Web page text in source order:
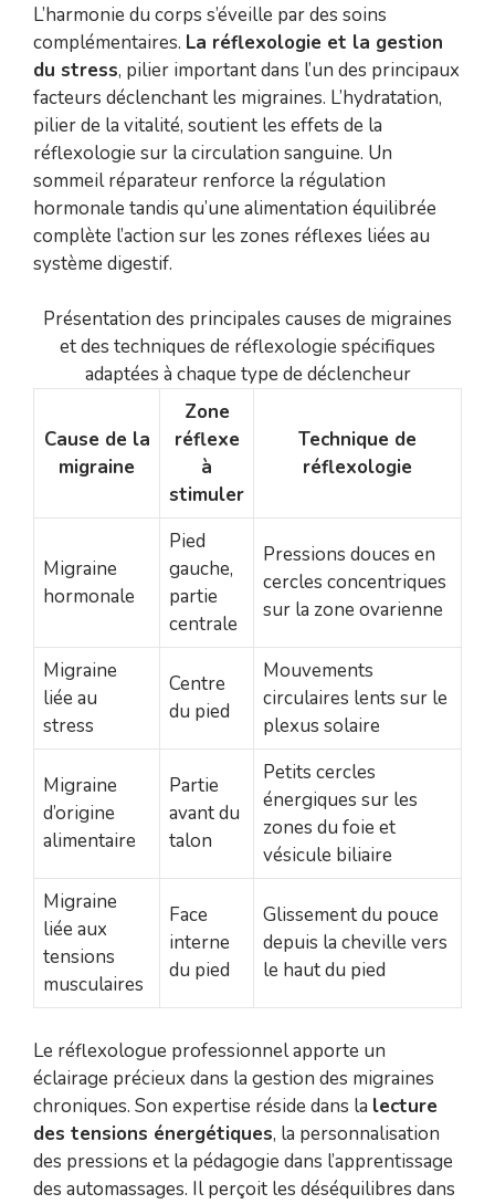
L’harmonie du corps s’éveille par des soins
complémentaires. La réflexologie et la gestion
du stress, pilier important dans l’un des principaux
facteurs déclenchant les migraines. L’hydratation,
pilier de la vitalité, soutient les effets de la
réflexologie sur la circulation sanguine. Un
sommeil réparateur renforce la régulation
hormonale tandis qu’une alimentation équilibrée
complète l’action sur les zones réflexes liées au
système digestif.
Présentation des principales causes de migraines
et des techniques de réflexologie spécifiques
adaptées à chaque type de déclencheur
Cause de la
migraine
Zone
réflexe
à
stimuler
Technique de
réflexologie
Migraine
hormonale
Pied
gauche,
partie
centrale
Pressions douces en
cercles concentriques
sur la zone ovarienne
Migraine
liée au
stress
Centre
du pied
Mouvements
circulaires lents sur le
plexus solaire
Migraine
d’origine
alimentaire
Partie
avant du
talon
Petits cercles
énergiques sur les
zones du foie et
vésicule biliaire
Migraine
liée aux
tensions
musculaires
Face
interne
du pied
Glissement du pouce
depuis la cheville vers
le haut du pied
Le réflexologue professionnel apporte un
éclairage précieux dans la gestion des migraines
chroniques. Son expertise réside dans la lecture
des tensions énergétiques, la personnalisation
des pressions et la pédagogie dans l’apprentissage
des automassages. Il perçoit les déséquilibres dans